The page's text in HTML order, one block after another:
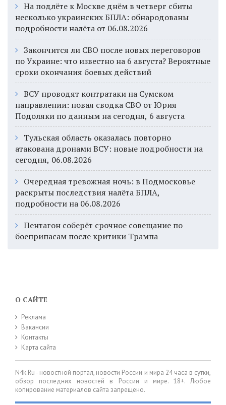
На подлёте к Москве днём в четверг сбиты
несколько украинских БПЛА: обнародованы
подробности налёта от 06.08.2026
Закончится ли СВО после новых переговоров
по Украине: что известно на 6 августа? Вероятные
сроки окончания боевых действий
ВСУ проводят контратаки на Сумском
направлении: новая сводка СВО от Юрия
Подоляки по данным на сегодня, 6 августа
Тульская область оказалась повторно
атакована дронами ВСУ: новые подробности на
сегодня, 06.08.2026
Очередная тревожная ночь: в Подмосковье
раскрыты последствия налёта БПЛА,
подробности на 06.08.2026
Пентагон соберёт срочное совещание по
боеприпасам после критики Трампа
О САЙТЕ
Реклама
Вакансии
Контакты
Карта сайта
N4k.Ru - новостной портал, новости России и мира 24 часа в сутки,
обзор последних новостей в России и мире. 18+. Любое
копирование материалов сайта запрещено.